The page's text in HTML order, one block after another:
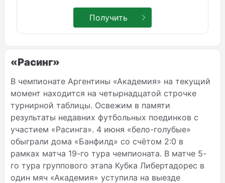
Получить
«Расинг»
В чемпионате Аргентины «Академия» на текущий
момент находится на четырнадцатой строчке
турнирной таблицы. Освежим в памяти
результаты недавних футбольных поединков с
участием «Расинга». 4 июня «бело-голубые»
обыграли дома «Банфилд» со счётом 2:0 в
рамках матча 19-го тура чемпионата. В матче 5-
го тура группового этапа Кубка Либертадорес в
один мяч «Академия» уступила на выезде